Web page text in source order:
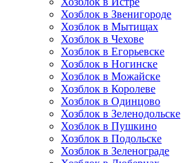
Хозблок в Звенигороде
Хозблок в Мытищах
Хозблок в Чехове
Хозблок в Егорьевске
Хозблок в Ногинске
Хозблок в Можайске
Хозблок в Королеве
Хозблок в Одинцово
Хозблок в Зеленодольске
Хозблок в Пушкино
Хозблок в Подольске
Хозблок в Зеленограде